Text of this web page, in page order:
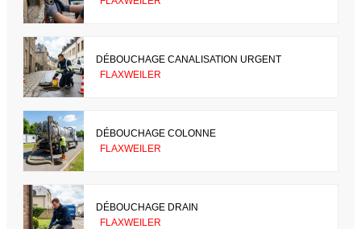
DÉBOUCHAGE CANALISATION URGENT
FLAXWEILER
DÉBOUCHAGE COLONNE
FLAXWEILER
DÉBOUCHAGE DRAIN
FLAXWEILER